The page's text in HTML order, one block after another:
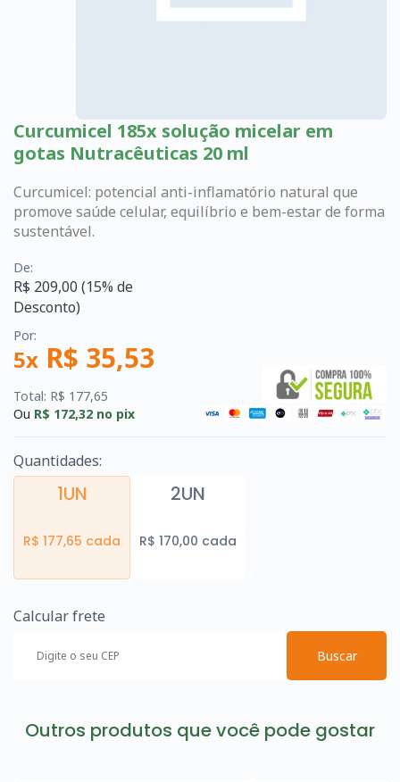
Curcumicel 185x solução micelar em
gotas Nutracêuticas 20 ml
Curcumicel: potencial anti-inflamatório natural que
promove saúde celular, equilíbrio e bem-estar de forma
sustentável.
De:
R$ 209,00 (15% de
Desconto)
Por:
5x R$ 35,53
Total: R$ 177,65
Ou R$ 172,32 no pix
Quantidades:
1UN
R$ 177,65 cada
2UN
R$ 170,00 cada
Calcular frete
Buscar
Outros produtos que você pode gostar